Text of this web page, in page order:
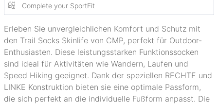
Complete your SportFit
Erleben Sie unvergleichlichen Komfort und Schutz mit
den Trail Socks Skinlife von CMP, perfekt für Outdoor-
Enthusiasten. Diese leistungsstarken Funktionssocken
sind ideal für Aktivitäten wie Wandern, Laufen und
Speed Hiking geeignet. Dank der speziellen RECHTE und
LINKE Konstruktion bieten sie eine optimale Passform,
die sich perfekt an die individuelle Fußform anpasst. Die